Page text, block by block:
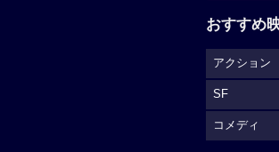
おすすめ
アクション
SF
コメディ